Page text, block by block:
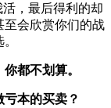
，最后得利的却
至会欣赏你们的战
都不划算。
本的买卖？